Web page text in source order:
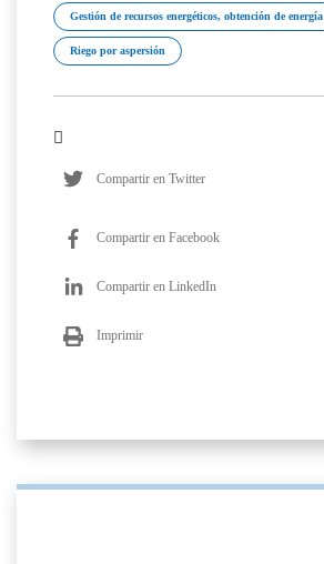
Gestión de recursos energéticos, obtención de energía
Riego por aspersión
Compartir en Twitter
Compartir en Facebook
Compartir en LinkedIn
Imprimir